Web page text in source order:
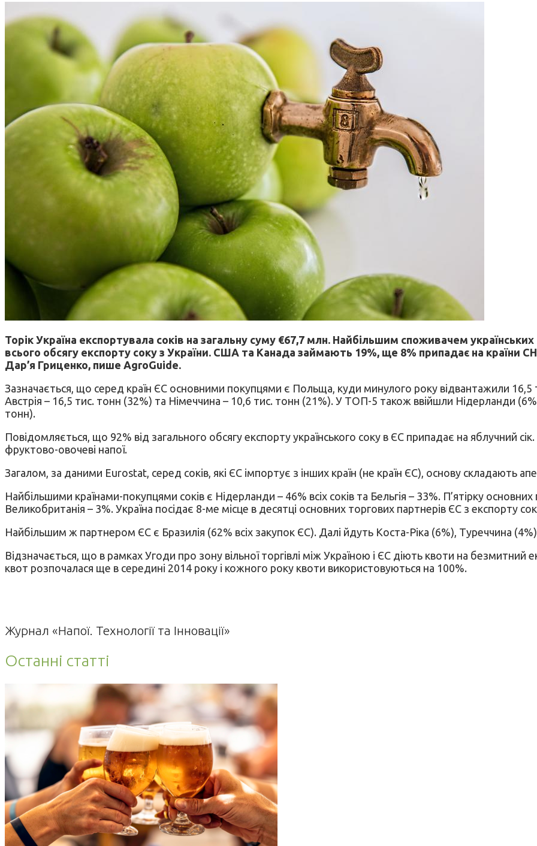
Торік Україна експортувала соків на загальну суму €67,7 млн. Найбільшим споживачем
всього обсягу експорту соку з України. США та Канада займають 19%, ще 8% припадає на країни
Дар’я Гриценко, пише AgroGuide.
Зазначається, що серед країн ЄС основними покупцями є Польща, куди минулого року відвантажили 16,5
Австрія – 16,5 тис. тонн (32%) та Німеччина – 10,6 тис. тонн (21%). У ТОП-5 також ввійшли Нідерланди
тонн).
Повідомляється, що 92% від загального обсягу експорту українського соку в ЄС припадає на яблучний
фруктово-овочеві напої.
Загалом, за даними Eurostat, серед соків, які ЄС імпортує з інших країн (не країн ЄС), основу складають
Найбільшими країнами-покупцями соків є Нідерланди – 46% всіх соків та Бельгія – 33%. П’ятірку
Великобританія – 3%. Україна посідає 8-ме місце в десятці основних торгових партнерів ЄС з експорту
Найбільшим ж партнером ЄС є Бразилія (62% всіх закупок ЄС). Далі йдуть Коста-Ріка (6%), Туреччина
Відзначається, що в рамках Угоди про зону вільної торгівлі між Україною і ЄС діють квоти на безмитний
квот розпочалася ще в середині 2014 року і кожного року квоти використовуються на 100%.
Журнал «Напої. Технології та Інновації»
Останні статті